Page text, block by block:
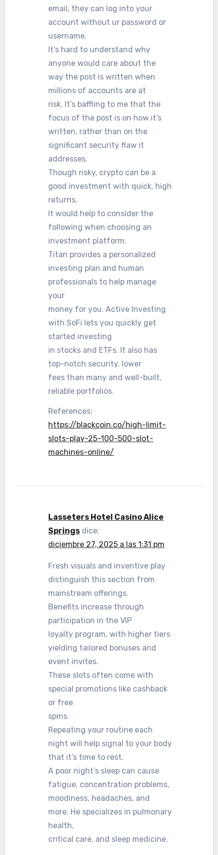
email, they can log into your
account without ur password or
username.
It’s hard to understand why
anyone would care about the
way the post is written when
millions of accounts are at
risk. It’s baffling to me that the
focus of the post is on how it’s
written, rather than on the
significant security flaw it
addresses.
Though risky, crypto can be a
good investment with quick, high
returns.
It would help to consider the
following when choosing an
investment platform.
Titan provides a personalized
investing plan and human
professionals to help manage
your
money for you. Active Investing
with SoFi lets you quickly get
started investing
in stocks and ETFs. It also has
top-notch security, lower
fees than many and well-built,
reliable portfolios.
References:
https://blackcoin.co/high-limit-
slots-play-25-100-500-slot-
machines-online/
Lasseters Hotel Casino Alice
Springs dice:
diciembre 27, 2025 a las 1:31 pm
Fresh visuals and inventive play
distinguish this section from
mainstream offerings.
Benefits increase through
participation in the VIP
loyalty program, with higher tiers
yielding tailored bonuses and
event invites.
These slots often come with
special promotions like cashback
or free
spins.
Repeating your routine each
night will help signal to your body
that it’s time to rest.
A poor night’s sleep can cause
fatigue, concentration problems,
moodiness, headaches, and
more. He specializes in pulmonary
health,
critical care, and sleep medicine.